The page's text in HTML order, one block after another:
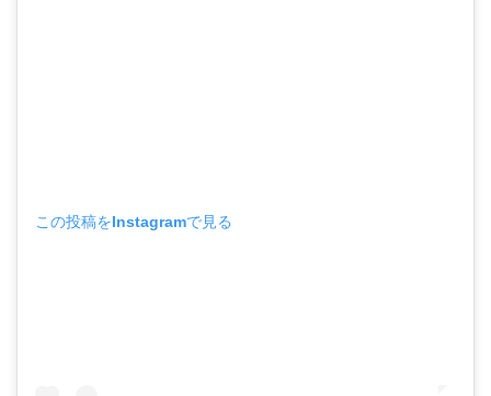
この投稿をInstagramで見る